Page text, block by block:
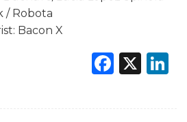
/ Robota
Bacon X
X